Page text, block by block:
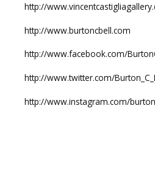
http://
http://www.burtoncbell.com
http://www.facebook.com/
http://www.twitter.com/
http://www.instagram.com/